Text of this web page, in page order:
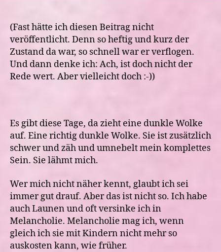
(Fast hätte ich diesen Beitrag nicht
veröffentlicht. Denn so heftig und kurz der
Zustand da war, so schnell war er verflogen.
Und dann denke ich: Ach, ist doch nicht der
Rede wert. Aber vielleicht doch :-))
Es gibt diese Tage, da zieht eine dunkle Wolke
auf. Eine richtig dunkle Wolke. Sie ist zusätzlich
schwer und zäh und umnebelt mein komplettes
Sein. Sie lähmt mich.
Wer mich nicht näher kennt, glaubt ich sei
immer gut drauf. Aber das ist nicht so. Ich habe
auch Launen und oft versinke ich in
Melancholie. Melancholie mag ich, wenn
gleich ich sie mit Kindern nicht mehr so
auskosten kann, wie früher.